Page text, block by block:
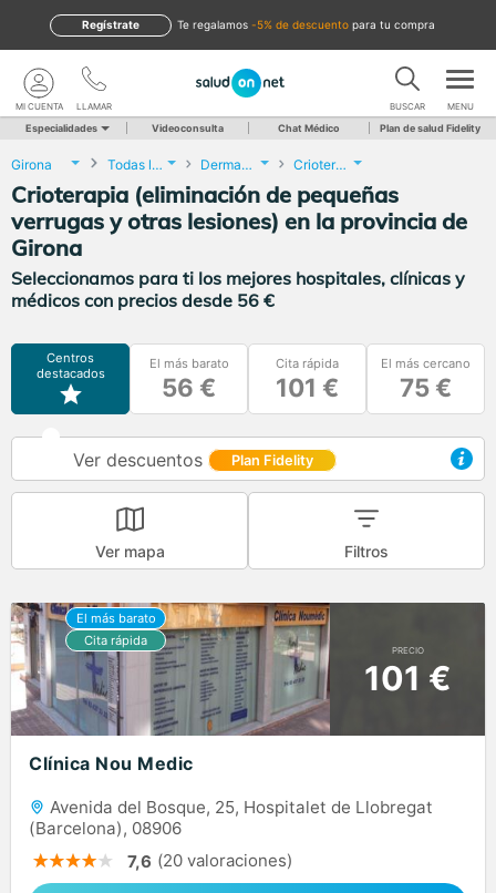
te regalamos -5% de descuento para tu compra
Regístrate
LLAMAR
MI CUENTA BUSCAR MENU
Especialidades Videoconsulta Chat Médico Plan de salud Fidelity
Girona Todas las localidades Dermatología Crioterapia (eliminación de pequeñas verrugas y otras lesiones)
Crioterapia (eliminación de pequeñas
verrugas y otras lesiones) en la provincia de
Girona
Seleccionamos para ti los mejores hospitales, clínicas y
médicos con precios desde 56 €
Centros
destacados
El más barato
56 €
Cita rápida
101 €
El más cercano
75 €
Ver descuentos Plan Fidelity
Ver mapa Filtros
PRECIO
101 €
Clínica Nou Medic
Avenida del Bosque, 25, Hospitalet de Llobregat
(Barcelona), 08906
7,6 (20 valoraciones)